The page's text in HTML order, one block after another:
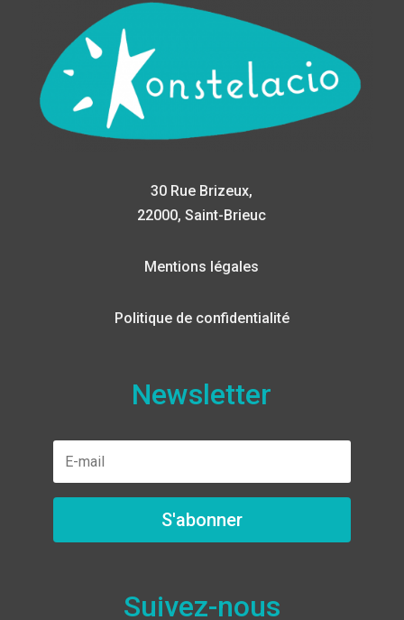
30 Rue Brizeux,
22000, Saint-Brieuc
Mentions légales
Politique de confidentialité
Newsletter
S'abonner
Suivez-nous